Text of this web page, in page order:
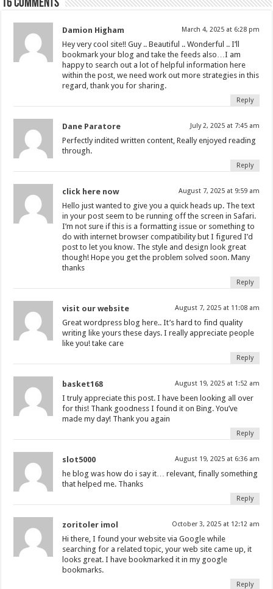
16 comments
Damion Higham March 4, 2025 at 6:28 pm
Hey very cool site!! Guy .. Beautiful .. Wonderful .. I’ll
bookmark your blog and take the feeds also…I am
happy to search out a lot of helpful information here
within the post, we need work out more strategies in this
regard, thank you for sharing.
Reply
Dane Paratore July 2, 2025 at 7:45 am
Perfectly indited written content, Really enjoyed reading
through.
Reply
click here now August 7, 2025 at 9:59 am
Hello just wanted to give you a quick heads up. The text
in your post seem to be running off the screen in Safari.
I’m not sure if this is a formatting issue or something to
do with internet browser compatibility but I figured I’d
post to let you know. The style and design look great
though! Hope you get the problem solved soon. Many
thanks
Reply
visit our website August 7, 2025 at 11:08 am
Great wordpress blog here.. It’s hard to find quality
writing like yours these days. I really appreciate people
like you! take care
Reply
basket168 August 19, 2025 at 1:52 am
I truly appreciate this post. I have been looking all over
for this! Thank goodness I found it on Bing. You’ve
made my day! Thank you again
Reply
slot5000 August 19, 2025 at 6:36 am
he blog was how do i say it… relevant, finally something
that helped me. Thanks
Reply
zoritoler imol October 3, 2025 at 12:12 am
Hi there, I found your website via Google while
searching for a related topic, your web site came up, it
looks great. I have bookmarked it in my google
bookmarks.
Reply